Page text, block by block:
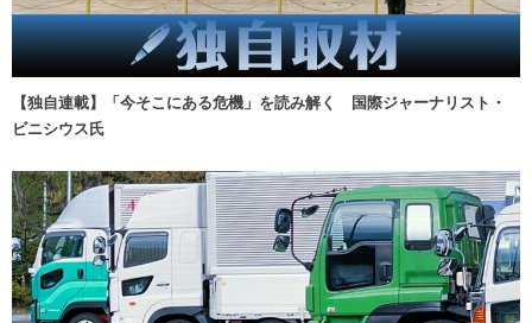
【独自連載】「今そこにある危機」を読み解く 国際ジャーナリスト・
ビニシウス氏